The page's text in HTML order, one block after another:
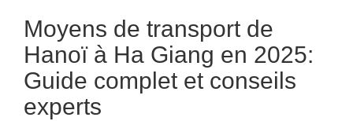
Moyens de transport de
Hanoï à Ha Giang en 2025:
Guide complet et conseils
experts